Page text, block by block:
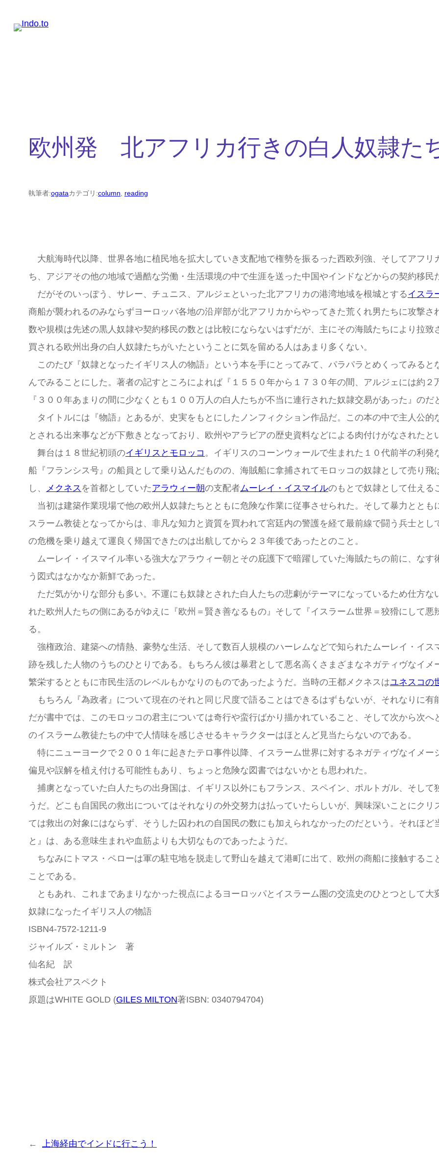
欧州発 北アフリカ行きの白人奴隷た
執筆者:ogataカテゴリ:column, reading
大航海時代以降、世界各地に植民地を拡大していき支配地で権勢を振るった西欧列強、そしてアフリ
ち、アジアその他の地域で過酷な労働・生活環境の中で生涯を送った中国やインドなどからの契約移民
だがそのいっぽう、サレー、チュニス、アルジェといった北アフリカの港湾地域を根城とする イスラ
商船が襲われるのみならずヨーロッパ各地の沿岸部が北アフリカからやってきた荒くれ男たちに攻撃
数や規模は先述の黒人奴隷や契約移民の数とは比較にならないはずだが、主にその海賊たちにより拉
買される欧州出身の白人奴隷たちがいたということに気を留める人はあまり多くない。
このたび『奴隷となったイギリス人の物語』という本を手にとってみて、パラパラとめくってみる
んでみることにした。著者の記すところによれば『１５５０年から１７３０年の間、アルジェには約２
『３００年あまりの間に少なくとも１００万人の白人たちが不当に連行された奴隷交易があった』のだ
タイトルには『物語』とあるが、史実をもとにしたノンフィクション作品だ。この本の中で主人公的
とされる出来事などが下敷きとなっており、欧州やアラビアの歴史資料などによる肉付けがなされたと
舞台は１８世紀初頭のイギリスとモロッコ 。イギリスのコーンウォールで生まれた１０代前半の利
船『フランシス号』の船員として乗り込んだものの、海賊船に拿捕されてモロッコの奴隷として売り飛
し、 メクネス を首都としていたアラウィー朝の支配者ムーレイ・イスマイルのもとで奴隷として仕える
当初は建築作業現場で他の欧州人奴隷たちとともに危険な作業に従事させられた。そして暴力ととも
スラーム教徒となってからは、非凡な知力と資質を買われて宮廷内の警護を経て最前線で闘う兵士と
の危機を乗り越えて運良く帰国できたのは出航してから２３年後であったとのこと。
ムーレイ・イスマイル率いる強大なアラウィー朝とその庇護下で暗躍していた海賊たちの前に、なす
う図式はなかなか新鮮であった。
ただ気がかりな部分も多い。不運にも奴隷とされた白人たちの悲劇がテーマになっているため仕方な
れた欧州人たちの側にあるがゆえに『欧州＝賢き善なるもの』そして『イスラーム世界＝狡猾にして
る。
強権政治、建築への情熱、豪勢な生活、そして数百人規模のハーレムなどで知られたムーレイ・イス
跡を残した人物のうちのひとりである。もちろん彼は暴君として悪名高くさまざまなネガティヴなイ
繁栄するとともに市民生活のレベルもかなりのものであったようだ。当時の王都メクネスはユネスコの
もちろん『為政者』について現在のそれと同じ尺度で語ることはできるはずもないが、それなりに有
だが書中では、このモロッコの君主については奇行や蛮行ばかり描かれていること、そして次から次
のイスラーム教徒たちの中で人情味を感じさせるキャラクターはほとんど見当たらないのである。
特にニューヨークで２００１年に起きたテロ事件以降、イスラーム世界に対するネガティヴなイメー
偏見や誤解を植え付ける可能性もあり、ちょっと危険な図書ではないかとも思われた。
捕虜となっていた白人たちの出身国は、イギリス以外にもフランス、スペイン、ポルトガル、そして
うだ。どこも自国民の救出についてはそれなりの外交努力は払っていたらしいが、興味深いことにク
ては救出の対象にはならず、そうした囚われの自国民の数にも加えられなかったのだという。それほ
と』は、ある意味生まれや血筋よりも大切なものであったようだ。
ちなみにトマス・ペローは軍の駐屯地を脱走して野山を越えて港町に出て、欧州の商船に接触するこ
ことである。
ともあれ、これまであまりなかった視点によるヨーロッパとイスラーム圏の交流史のひとつとして大
奴隷になったイギリス人の物語
ISBN4-7572-1211-9
ジャイルズ・ミルトン 著
仙名紀 訳
株式会社アスペクト
原題はWHITE GOLD (GILES MILTON著ISBN: 0340794704)
← 上海経由でインドに行こう！